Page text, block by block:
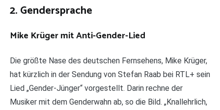
2. Gendersprache
Mike Krüger mit Anti-Gender-Lied
Die größte Nase des deutschen Fernsehens, Mike Krüger,
hat kürzlich in der Sendung von Stefan Raab bei RTL+ sein
Lied „Gender-Jünger“ vorgestellt. Darin rechne der
Musiker mit dem Genderwahn ab, so die Bild. „Knallehrlich,